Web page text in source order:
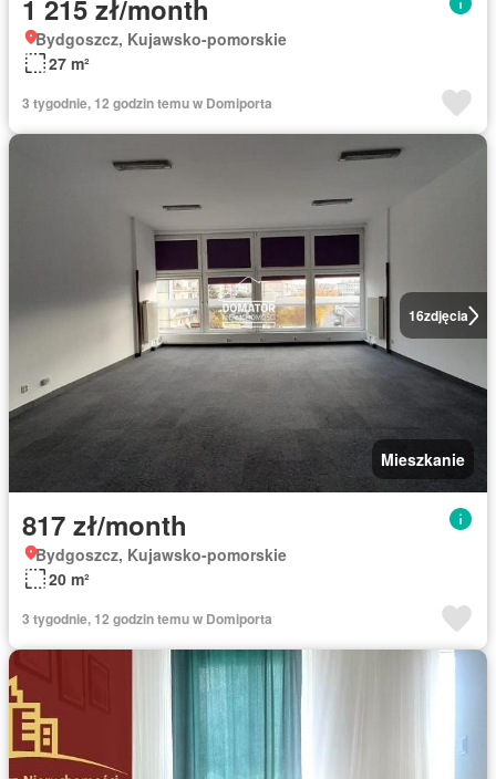
1 215 zł/month
Bydgoszcz, Kujawsko-pomorskie
27 m²
3 tygodnie, 12 godzin temu w Domiporta
16zdjęcia
Mieszkanie
817 zł/month
Bydgoszcz, Kujawsko-pomorskie
20 m²
3 tygodnie, 12 godzin temu w Domiporta